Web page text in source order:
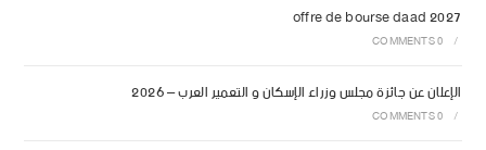
offre de bourse daad 2027
/
0 COMMENTS
الإعلان عن جائزة مجلس وزراء الإسكان و التعمير العرب – 2026
/
0 COMMENTS